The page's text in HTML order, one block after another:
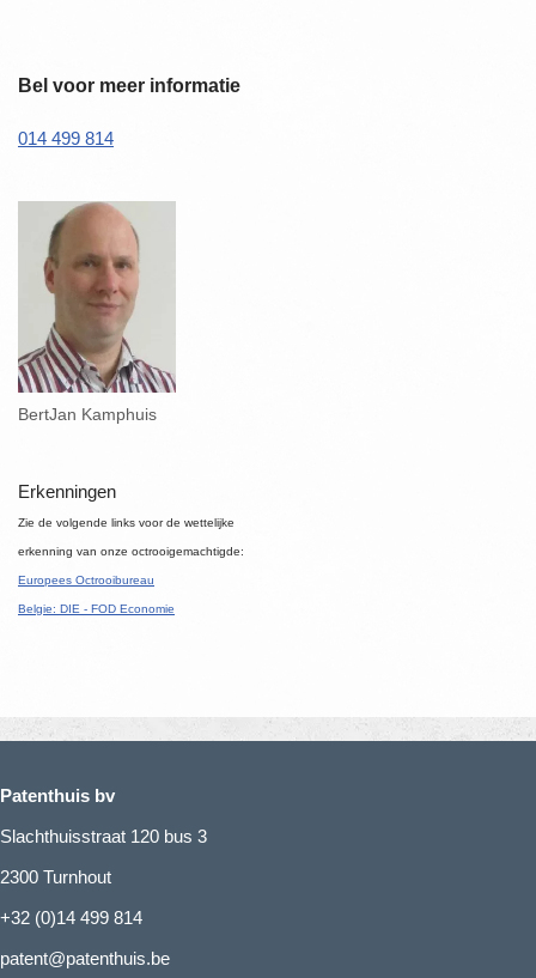
Bel voor meer informatie
014 499 814
BertJan Kamphuis
Erkenningen
Zie de volgende links voor de wettelijke
erkenning van onze octrooigemachtigde:
Europees Octrooibureau
Belgie: DIE - FOD Economie
Patenthuis bv
Slachthuisstraat 120 bus 3
2300 Turnhout
+32 (0)14 499 814
patent@patenthuis.be